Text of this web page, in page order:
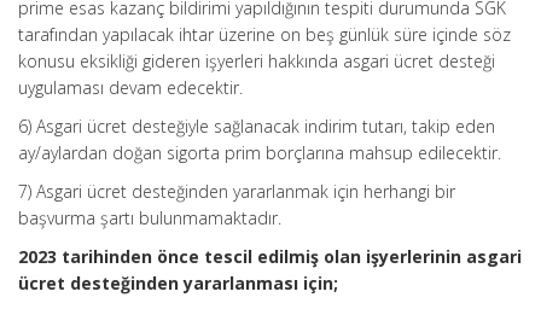
prime esas kazanç bildirimi yapıldığının tespiti durumunda SGK
tarafından yapılacak ihtar üzerine on beş günlük süre içinde söz
konusu eksikliği gideren işyerleri hakkında asgari ücret desteği
uygulaması devam edecektir.
6) Asgari ücret desteğiyle sağlanacak indirim tutarı, takip eden
ay/aylardan doğan sigorta prim borçlarına mahsup edilecektir.
7) Asgari ücret desteğinden yararlanmak için herhangi bir
başvurma şartı bulunmamaktadır.
2023 tarihinden önce tescil edilmiş olan işyerlerinin asgari
ücret desteğinden yararlanması için;